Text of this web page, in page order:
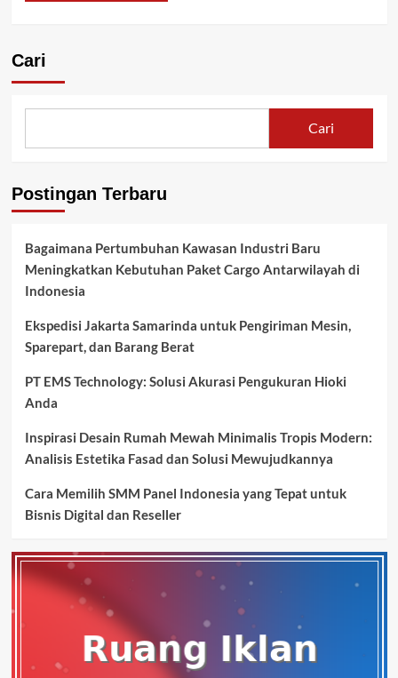
Cari
Cari
Postingan Terbaru
Bagaimana Pertumbuhan Kawasan Industri Baru
Meningkatkan Kebutuhan Paket Cargo Antarwilayah di
Indonesia
Ekspedisi Jakarta Samarinda untuk Pengiriman Mesin,
Sparepart, dan Barang Berat
PT EMS Technology: Solusi Akurasi Pengukuran Hioki
Anda
Inspirasi Desain Rumah Mewah Minimalis Tropis Modern:
Analisis Estetika Fasad dan Solusi Mewujudkannya
Cara Memilih SMM Panel Indonesia yang Tepat untuk
Bisnis Digital dan Reseller